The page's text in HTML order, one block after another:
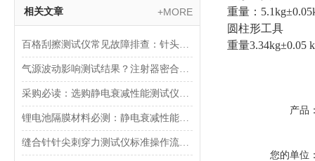
相关文章 +MORE
百格刮擦测试仪常见故障排查：针头磨损与运动轨迹偏移
气源波动影响测试结果？注射器密合性正压测试仪的稳压设计分析
采购必读：选购静电衰减性能测试仪的5个核心参数与避坑指南
锂电池隔膜材料必测：静电衰减性能测试仪的操作难点突破
缝合针针尖刺穿力测试仪标准操作流程（SOP）及实验员培训要点
重量：
圆柱形工具
重量3.34kg±0.05
产品
您的单位